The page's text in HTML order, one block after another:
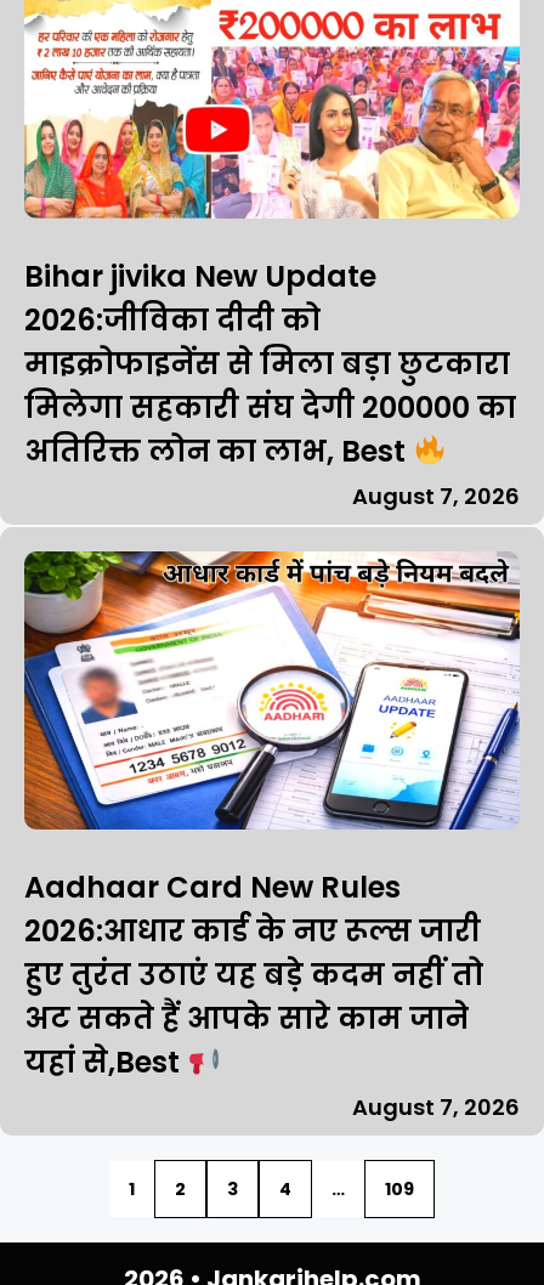
Bihar jivika New Update
2026:जीविका दीदी को
माइक्रोफाइनेंस से मिला बड़ा छुटकारा
मिलेगा सहकारी संघ देगी ₹200000 का
अतिरिक्त लोन का लाभ, Best
August 7, 2026
Aadhaar Card New Rules
2026:आधार कार्ड के नए रूल्स जारी
हुए तुरंत उठाएं यह बड़े कदम नहीं तो
अट सकते हैं आपके सारे काम जाने
यहां से,Best
August 7, 2026
1 2 3 4 … 109